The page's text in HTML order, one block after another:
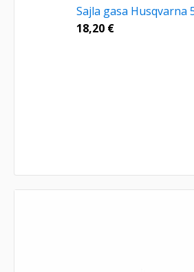
Sajla gasa Husqvarna
18,20 €